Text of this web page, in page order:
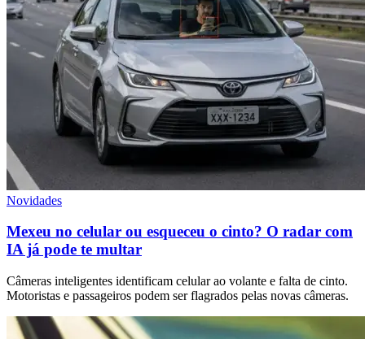
Novidades
Mexeu no celular ou esqueceu o cinto? O radar com
IA já pode te multar
Câmeras inteligentes identificam celular ao volante e falta de cinto.
Motoristas e passageiros podem ser flagrados pelas novas câmeras.